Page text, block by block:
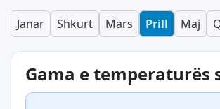
Janar Shkurt Mars Prill Maj
Gama e temperaturës